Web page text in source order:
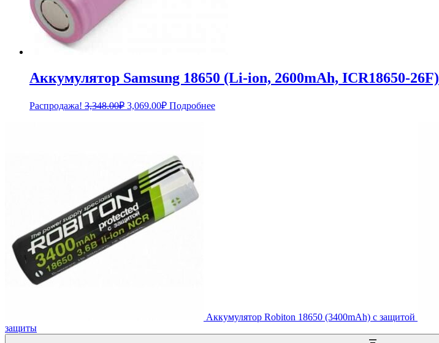
Аккумулятор Samsung 18650 (Li-ion, 2600mAh, ICR18650-26F)
Распродажа! 3,348.00₽ Первоначальная
3,069.00₽Текущая
цена:
Подробнее
Аккумулятор Robiton 18650 (3400mAh) с защитой
защиты